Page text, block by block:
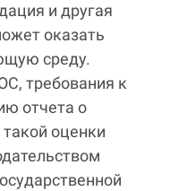
и другая
оказать
среду.
требования к
отчета о
оценки